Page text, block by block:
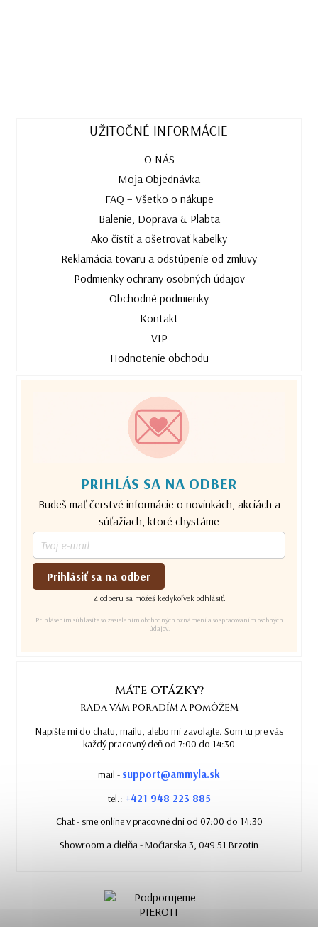
UŽITOČNÉ INFORMÁCIE
O NÁS
Moja Objednávka
FAQ – Všetko o nákupe
Balenie, Doprava & Plabta
Ako čistiť a ošetrovať kabelky
Reklamácia tovaru a odstúpenie od zmluvy
Podmienky ochrany osobných údajov
Obchodné podmienky
Kontakt
VIP
Hodnotenie obchodu
PRIHLÁS SA NA ODBER
Budeš mať čerstvé informácie o novinkách, akciách a
súťažiach, ktoré chystáme
Prihlásiť sa na odber
Z odberu sa môžeš kedykoľvek odhlásiť.
Prihlásením súhlasíte so zasielaním obchodných oznámení a so spracovaním osobných
údajov.
MÁTE OTÁZKY?
RADA VÁM PORADÍM A POMÔŽEM
Napíšte mi do chatu, mailu, alebo mi zavolajte. Som tu pre vás
každý pracovný deň od 7:00 do 14:30
mail - support@ammyla.sk
tel.: +421 948 223 885
Chat - sme online v pracovné dni od 07:00 do 14:30
Showroom a dielňa - Močiarska 3, 049 51 Brzotín